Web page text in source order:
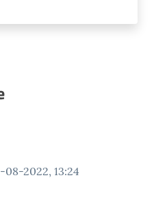
08-2022, 13:24